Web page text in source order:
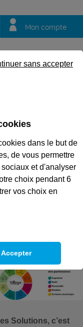
Mon compte
questions
des
des
en
Solutions, c’est
dans le but de
de vous permettre
et d'analyser
choix pendant 6
vos choix en
sans accepter
Accepter